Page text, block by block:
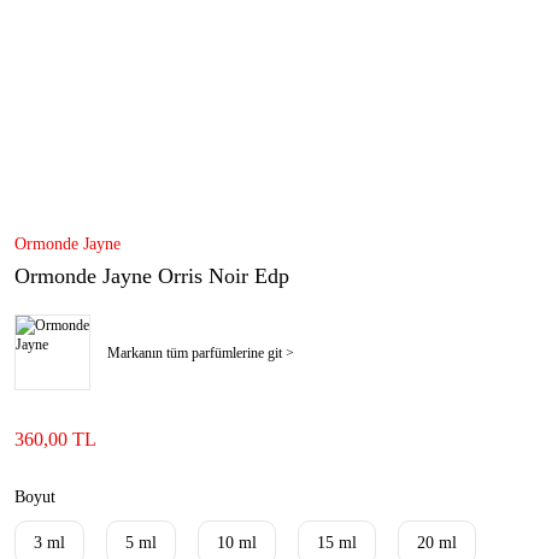
Ormonde Jayne
Ormonde Jayne Orris Noir Edp
Markanın tüm parfümlerine git >
360,00 TL
Boyut
3 ml 5 ml 10 ml 15 ml 20 ml